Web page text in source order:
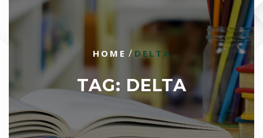
HOME / DELTA
TAG: DELTA